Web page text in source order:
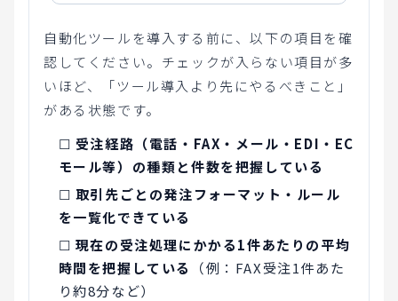
自動化ツールを導入する前に、以下の項目を確
認してください。チェックが入らない項目が多
いほど、「ツール導入より先にやるべきこと」
がある状態です。
☐ 受注経路（電話・FAX・メール・EDI・EC
モール等）の種類と件数を把握している
☐ 取引先ごとの発注フォーマット・ルール
を一覧化できている
☐ 現在の受注処理にかかる1件あたりの平均
時間を把握している
（例：FAX受注1件あた
り約8分など）